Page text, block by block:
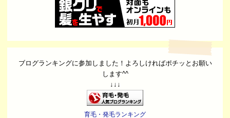
ブログランキングに参加しました！よろしければポチッとお願い
します^^
↓↓↓
育毛・発毛ランキング